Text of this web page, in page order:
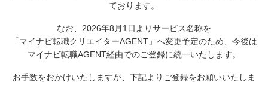
ております。
なお、2026年8月1日よりサービス名称を
「マイナビ転職クリエイターAGENT」へ変更予定のため、 今後は
マイナビ転職AGENT経由でのご登録に統一いたします。
お手数をおかけいたしますが、下記よりご登録をお願いいたしま